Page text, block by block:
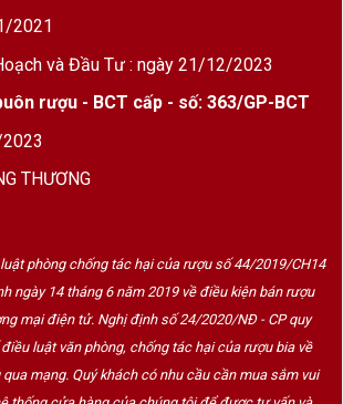
2021
và Đầu Tư : ngày 21/12/2023
rượu - BCT cấp - số: 363/GP-BCT
THƯƠNG
phòng chống tác hại của rượu số 44/2019/CH14
ngày 14 tháng 6 năm 2019 về điều kiện bán rượu
mại điện tử. Nghị định số 24/2020/NĐ - CP quy
luật văn phòng, chống tác hại của rượu bia về
mạng. Quý khách có nhu cầu cần mua sắm vui